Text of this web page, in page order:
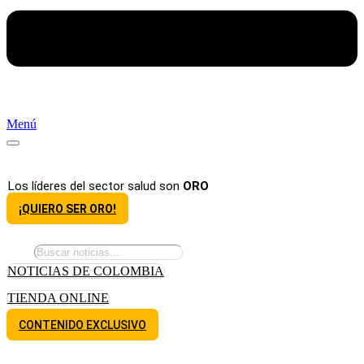
Menú
Los líderes del sector salud son ORO
¡QUIERO SER ORO!
NOTICIAS DE COLOMBIA
TIENDA ONLINE
CONTENIDO EXCLUSIVO